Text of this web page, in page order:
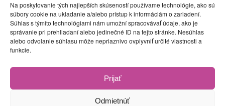
Na poskytovanie tých najlepších skúseností používame technológie, ako sú
súbory cookie na ukladanie a/alebo prístup k informáciám o zariadení.
Súhlas s týmito technológiami nám umožní spracovávať údaje, ako je
správanie pri prehliadaní alebo jedinečné ID na tejto stránke. Nesúhlas
alebo odvolanie súhlasu môže nepriaznivo ovplyvniť určité vlastnosti a
funkcie.
Prijať
Odmietnúť
Ochrana osobných údajov
Doprava
Obchodné podmienky
Reklamačný formulár
Výmenný reklamačný formulár